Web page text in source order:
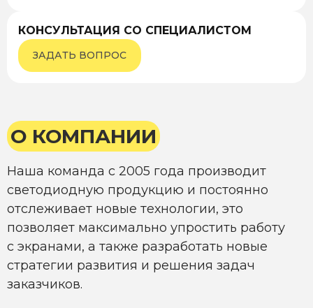
КОНСУЛЬТАЦИЯ СО СПЕЦИАЛИСТОМ
ЗАДАТЬ ВОПРОС
О КОМПАНИИ
Наша команда с 2005 года производит
светодиодную продукцию и постоянно
отслеживает новые технологии, это
позволяет максимально упростить работу
с экранами, а также разработать новые
стратегии развития и решения задач
заказчиков.